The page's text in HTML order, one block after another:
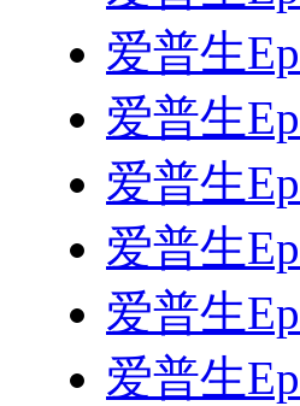
爱普生
爱普生
爱普生
爱普生
爱普生
爱普生